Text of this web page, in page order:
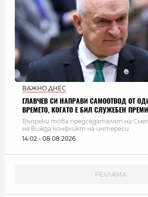
ВАЖНО ДНЕС
ГЛАВЧЕВ СИ НАПРАВИ САМООТВОД ОТ
ВРЕМЕТО, КОГАТО Е БИЛ СЛУЖЕБЕН
Въпреки това председателят на
не вижда конфликт на интереси
14:02 - 08.08.2026